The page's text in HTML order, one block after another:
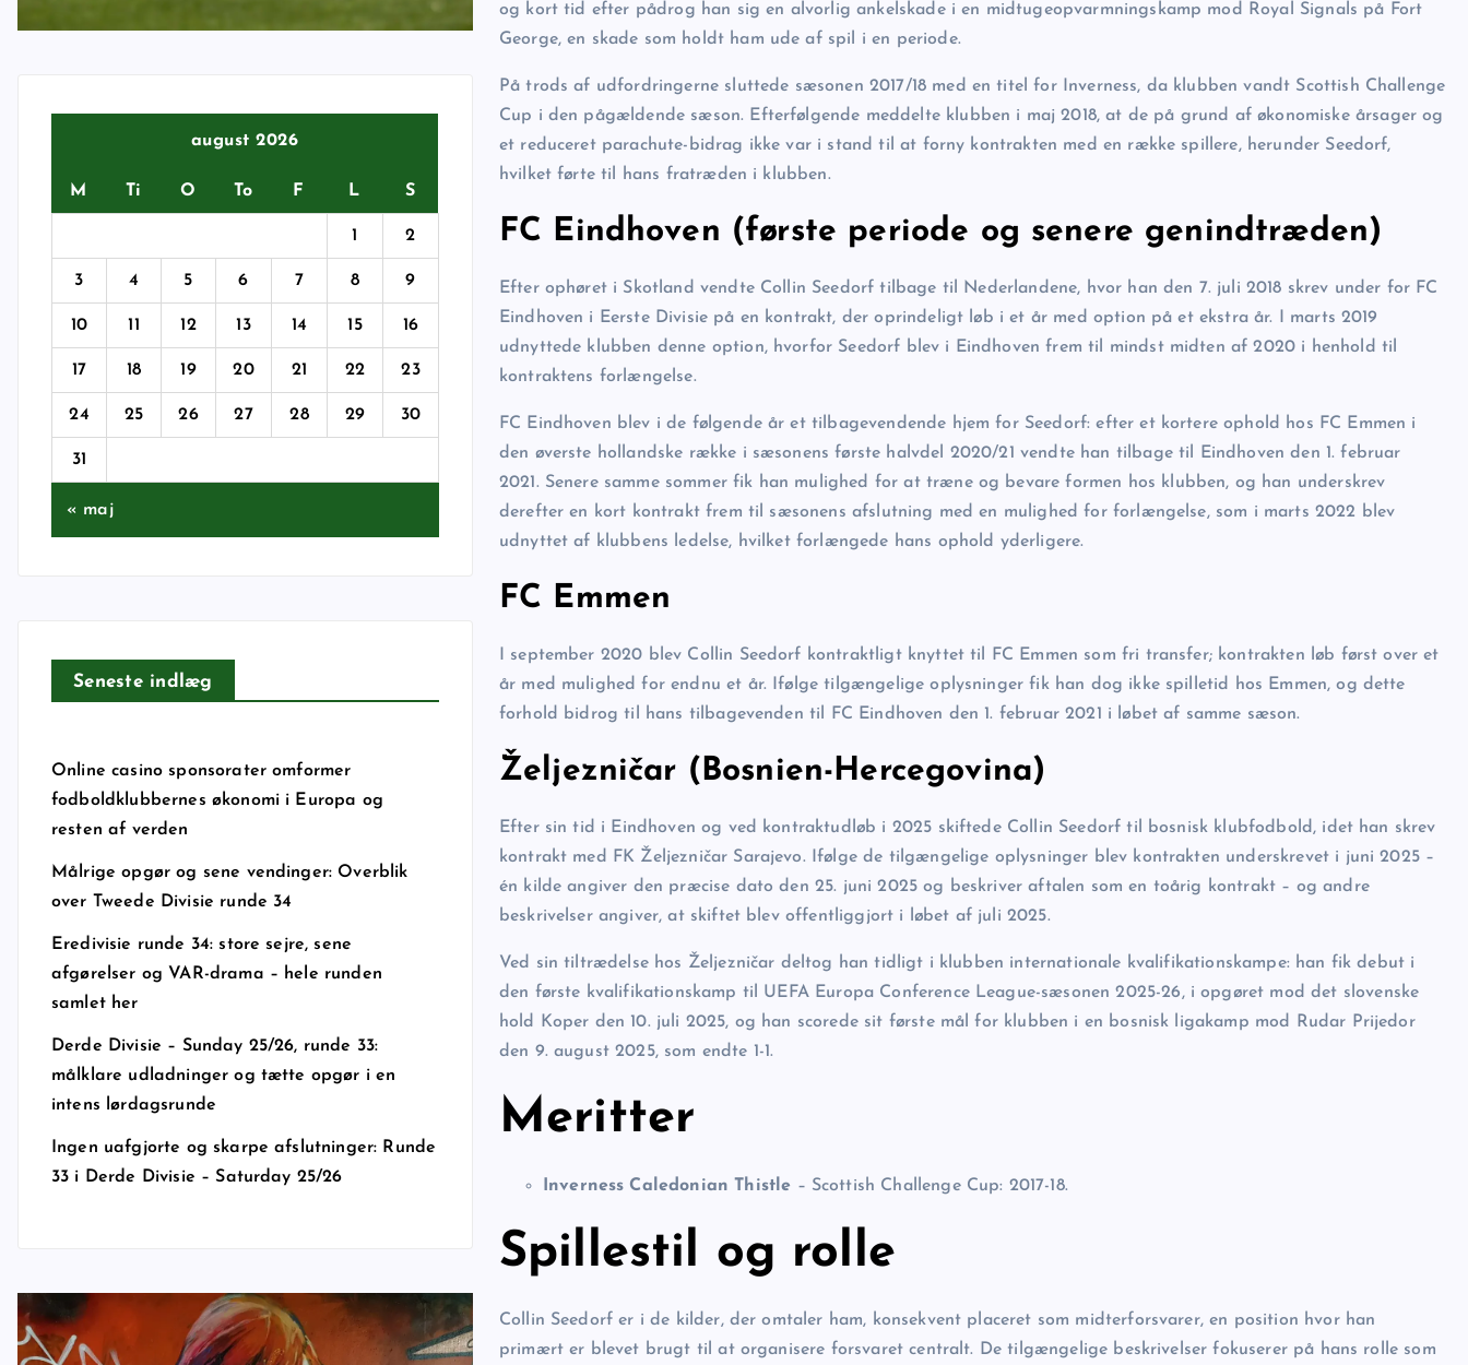
august 2026
M Ti O To F L S
1 2
3 4 5 6 7 8 9
10 11 12 13 14 15 16
17 18 19 20 21 22 23
24 25 26 27 28 29 30
31
« maj
Seneste indlæg
Online casino sponsorater omformer
fodboldklubbernes økonomi i Europa og
resten af verden
Målrige opgør og sene vendinger: Overblik
over Tweede Divisie runde 34
Eredivisie runde 34: store sejre, sene
afgørelser og VAR-drama – hele runden
samlet her
Derde Divisie – Sunday 25/26, runde 33:
målklare udladninger og tætte opgør i en
intens lørdagsrunde
Ingen uafgjorte og skarpe afslutninger: Runde
33 i Derde Divisie – Saturday 25/26
og kort tid efter pådrog han sig en alvorlig ankelskade i en midtugeopvarmningskamp mod Royal Signals på Fort
George, en skade som holdt ham ude af spil i en periode.
På trods af udfordringerne sluttede sæsonen 2017/18 med en titel for Inverness, da klubben vandt Scottish Challenge
Cup i den pågældende sæson. Efterfølgende meddelte klubben i maj 2018, at de på grund af økonomiske årsager og
et reduceret parachute-bidrag ikke var i stand til at forny kontrakten med en række spillere, herunder Seedorf,
hvilket førte til hans fratræden i klubben.
FC Eindhoven (første periode og senere genindtræden)
Efter ophøret i Skotland vendte Collin Seedorf tilbage til Nederlandene, hvor han den 7. juli 2018 skrev under for FC
Eindhoven i Eerste Divisie på en kontrakt, der oprindeligt løb i et år med option på et ekstra år. I marts 2019
udnyttede klubben denne option, hvorfor Seedorf blev i Eindhoven frem til mindst midten af 2020 i henhold til
kontraktens forlængelse.
FC Eindhoven blev i de følgende år et tilbagevendende hjem for Seedorf: efter et kortere ophold hos FC Emmen i
den øverste hollandske række i sæsonens første halvdel 2020/21 vendte han tilbage til Eindhoven den 1. februar
2021. Senere samme sommer fik han mulighed for at træne og bevare formen hos klubben, og han underskrev
derefter en kort kontrakt frem til sæsonens afslutning med en mulighed for forlængelse, som i marts 2022 blev
udnyttet af klubbens ledelse, hvilket forlængede hans ophold yderligere.
FC Emmen
I september 2020 blev Collin Seedorf kontraktligt knyttet til FC Emmen som fri transfer; kontrakten løb først over et
år med mulighed for endnu et år. Ifølge tilgængelige oplysninger fik han dog ikke spilletid hos Emmen, og dette
forhold bidrog til hans tilbagevenden til FC Eindhoven den 1. februar 2021 i løbet af samme sæson.
Željezničar (Bosnien-Hercegovina)
Efter sin tid i Eindhoven og ved kontraktudløb i 2025 skiftede Collin Seedorf til bosnisk klubfodbold, idet han skrev
kontrakt med FK Željezničar Sarajevo. Ifølge de tilgængelige oplysninger blev kontrakten underskrevet i juni 2025 –
én kilde angiver den præcise dato den 25. juni 2025 og beskriver aftalen som en toårig kontrakt – og andre
beskrivelser angiver, at skiftet blev offentliggjort i løbet af juli 2025.
Ved sin tiltrædelse hos Željezničar deltog han tidligt i klubben internationale kvalifikationskampe: han fik debut i
den første kvalifikationskamp til UEFA Europa Conference League-sæsonen 2025-26, i opgøret mod det slovenske
hold Koper den 10. juli 2025, og han scorede sit første mål for klubben i en bosnisk ligakamp mod Rudar Prijedor
den 9. august 2025, som endte 1-1.
Meritter
Inverness Caledonian Thistle – Scottish Challenge Cup: 2017-18.
Spillestil og rolle
Collin Seedorf er i de kilder, der omtaler ham, konsekvent placeret som midterforsvarer, en position hvor han
primært er blevet brugt til at organisere forsvaret centralt. De tilgængelige beskrivelser fokuserer på hans rolle som